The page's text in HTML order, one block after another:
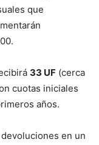
que
33 UF (cerca
cuotas iniciales
años.
en un